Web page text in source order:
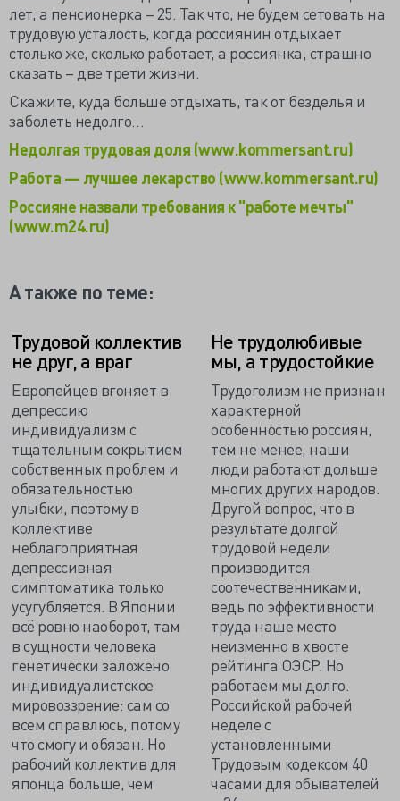
лет, а пенсионерка – 25. Так что, не будем сетовать на
трудовую усталость, когда россиянин отдыхает
столько же, сколько работает, а россиянка, страшно
сказать – две трети жизни.
Скажите, куда больше отдыхать, так от безделья и
заболеть недолго…
Недолгая трудовая доля (www.kommersant.ru)
Работа — лучшее лекарство (www.kommersant.ru)
Россияне назвали требования к "работе мечты"
(www.m24.ru)
А также по теме:
Трудовой коллектив
не друг, а враг
Европейцев вгоняет в
депрессию
индивидуализм с
тщательным сокрытием
собственных проблем и
обязательностью
улыбки, поэтому в
коллективе
неблагоприятная
депрессивная
симптоматика только
усугубляется. В Японии
всё ровно наоборот, там
в сущности человека
генетически заложено
индивидуалистское
мировоззрение: сам со
всем справлюсь, потому
что смогу и обязан. Но
рабочий коллектив для
японца больше, чем
Не трудолюбивые
мы, а трудостойкие
Трудоголизм не признан
характерной
особенностью россиян,
тем не менее, наши
люди работают дольше
многих других народов.
Другой вопрос, что в
результате долгой
трудовой недели
производится
соотечественниками,
ведь по эффективности
труда наше место
неизменно в хвосте
рейтинга ОЭСР. Но
работаем мы долго.
Российской рабочей
неделе с
установленными
Трудовым кодексом 40
часами для обывателей